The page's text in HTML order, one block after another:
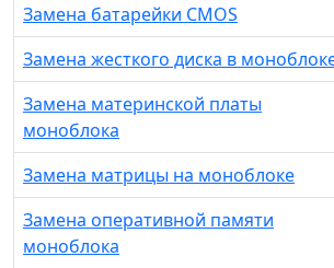
Замена батарейки CMOS
Замена жесткого диска в
Замена материнской платы
моноблока
Замена матрицы на моноблоке
Замена оперативной памяти
моноблока